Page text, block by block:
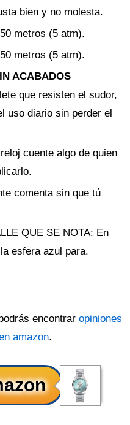
bien y no molesta.
metros (5 atm).
metros (5 atm).
ACABADOS
que resisten el sudor,
uso diario sin perder el
cuente algo de quien
comenta sin que tú
QUE SE NOTA: En
esfera azul para.
encontrar opiniones
amazon.